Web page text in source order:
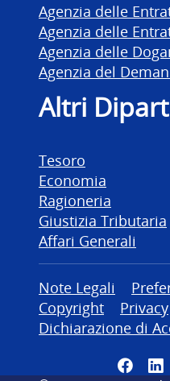
Agenzia delle
Agenzia delle
Agenzia delle
Agenzia del
Altri
Tesoro
Economia
Ragioneria
Giustizia Tributaria
Affari Generali
Altre
Note Legali
Copyright
Privacy
Dichiarazione di